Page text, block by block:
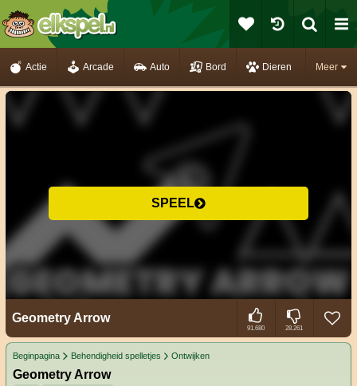
Meer
Actie Arcade Auto Bord Dieren
SPEEL
Geometry Arrow
91.680 28.261
Beginpagina Behendigheid spelletjes Ontwijken
Geometry Arrow